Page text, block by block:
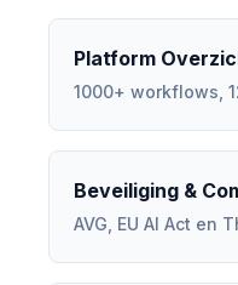
Platform
1000+ workflows,
Beveiliging &
AVG, EU AI Act en